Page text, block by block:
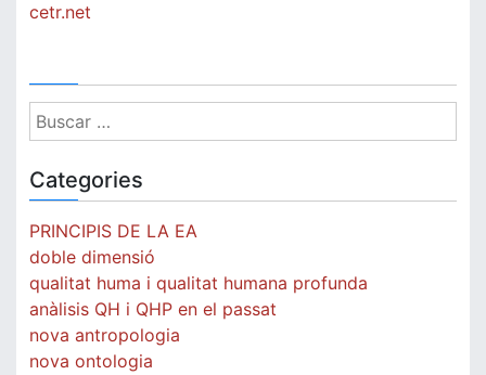
cetr.net
Buscar:
Categories
PRINCIPIS DE LA EA
doble dimensió
qualitat huma i qualitat humana profunda
anàlisis QH i QHP en el passat
nova antropologia
nova ontologia